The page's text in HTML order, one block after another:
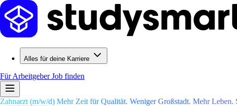
Alles für deine Karriere
Für ArbeitgeberJob finden
Zahnarzt (m/w/d) Mehr Zeit für Qualität. Weniger Großstadt. Mehr Leben.